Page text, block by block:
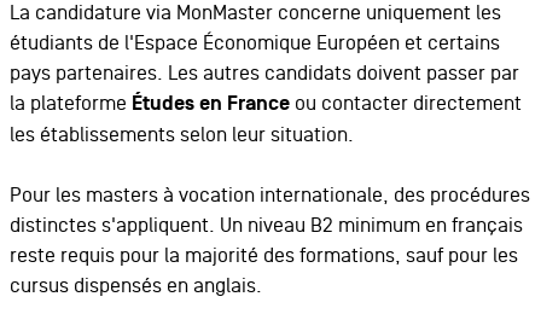
La candidature via MonMaster concerne uniquement les
étudiants de l'Espace Économique Européen et certains
pays partenaires. Les autres candidats doivent passer par
la plateforme Études en Franceou contacter directement
les établissements selon leur situation.
Pour les masters à vocation internationale, des procédures
distinctes s'appliquent. Un niveau B2 minimum en français
reste requis pour la majorité des formations, sauf pour les
cursus dispensés en anglais.